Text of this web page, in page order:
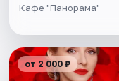
Кафе "Панорама"
от 2 000 ₽